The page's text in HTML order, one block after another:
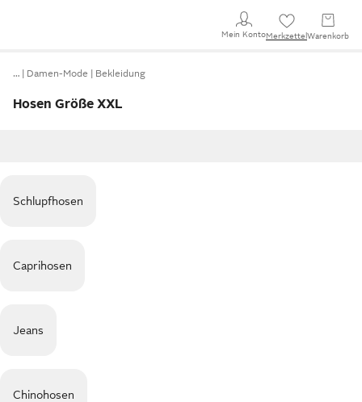
Mein KontoMerkzettel Warenkorb
… Damen-Mode Bekleidung
Hosen Größe XXL
Schlupfhosen
Caprihosen
Jeans
Chinohosen